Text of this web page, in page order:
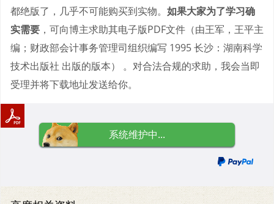
都绝版了，几乎不可能购买到实物。 如果大家为了学习确
实需要 ，可向博主求助其电子版PDF文件（由王军，王平主
编；财政部会计事务管理司组织编写 1995 长沙：湖南科学
技术出版社 出版的版本） 。对合法合规的求助，我会当即
受理并将下载地址发送给你。
系统维护中...